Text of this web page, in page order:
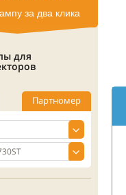
за два клика
для
Партномер